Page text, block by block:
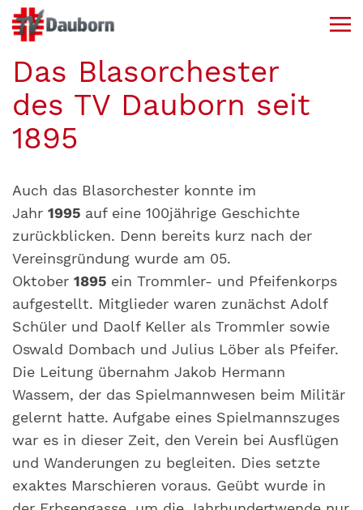
Das Blasorchester
des TV Dauborn seit
1895
Auch das Blasorchester konnte im
Jahr 1995 auf eine 100jährige Geschichte
zurückblicken. Denn bereits kurz nach der
Vereinsgründung wurde am 05.
Oktober 1895 ein Trommler- und Pfeifenkorps
aufgestellt. Mitglieder waren zunächst Adolf
Schüler und Daolf Keller als Trommler sowie
Oswald Dombach und Julius Löber als Pfeifer.
Die Leitung übernahm Jakob Hermann
Wassem, der das Spielmannwesen beim Militär
gelernt hatte. Aufgabe eines Spielmannszuges
war es in dieser Zeit, den Verein bei Ausflügen
und Wanderungen zu begleiten. Dies setzte
exaktes Marschieren voraus. Geübt wurde in